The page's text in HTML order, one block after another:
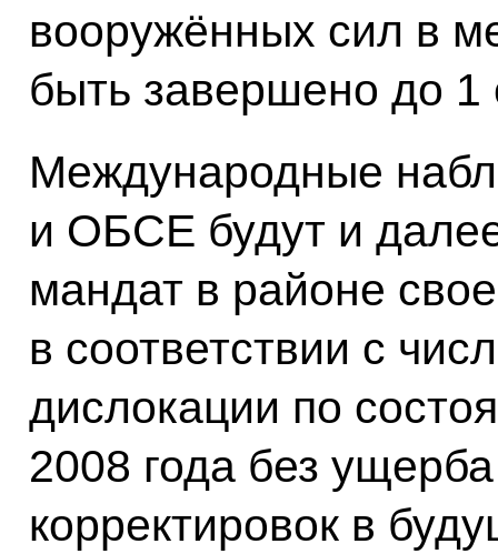
вооружённых сил в
быть завершено до 1
Международные
и ОБСЕ будут и
мандат в районе
в соответствии с
дислокации по
2008 года без
корректировок в